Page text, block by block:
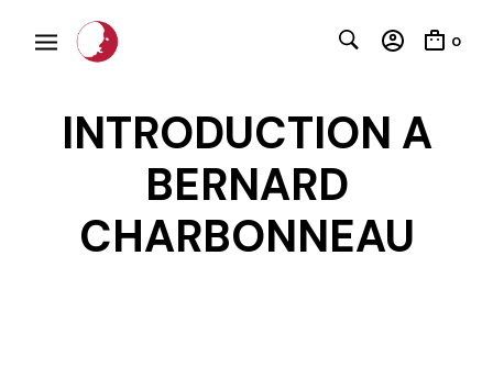
0
INTRODUCTION A
BERNARD
CHARBONNEAU